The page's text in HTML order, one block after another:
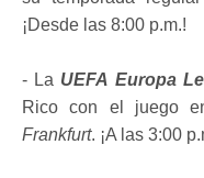
¡Desde las 8:00 p.m.!
- La UEFA Europa
Rico con el juego
Frankfurt. ¡A las 3:00